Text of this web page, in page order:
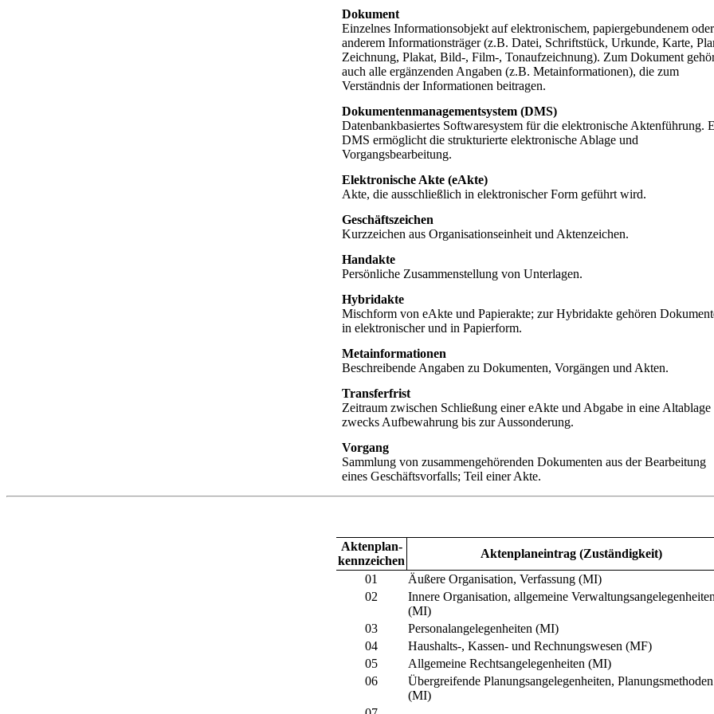
Dokument
Einzelnes Informationsobjekt auf elektronischem, papiergebundenem oder
anderem Informationsträger (z.B. Datei, Schriftstück, Urkunde, Karte,
Zeichnung, Plakat, Bild-, Film-, Tonaufzeichnung). Zum Dokument
auch alle ergänzenden Angaben (z.B. Metainformationen), die zum
Verständnis der Informationen beitragen.
Dokumentenmanagementsystem (DMS)
Datenbankbasiertes Softwaresystem für die elektronische Aktenführung.
DMS ermöglicht die strukturierte elektronische Ablage und
Vorgangsbearbeitung.
Elektronische Akte (eAkte)
Akte, die ausschließlich in elektronischer Form geführt wird.
Geschäftszeichen
Kurzzeichen aus Organisationseinheit und Aktenzeichen.
Handakte
Persönliche Zusammenstellung von Unterlagen.
Hybridakte
Mischform von eAkte und Papierakte; zur Hybridakte gehören
in elektronischer und in Papierform.
Metainformationen
Beschreibende Angaben zu Dokumenten, Vorgängen und Akten.
Transferfrist
Zeitraum zwischen Schließung einer eAkte und Abgabe in eine Altablage
zwecks Aufbewahrung bis zur Aussonderung.
Vorgang
Sammlung von zusammengehörenden Dokumenten aus der Bearbeitung
eines Geschäftsvorfalls; Teil einer Akte.
Aktenplan-
kennzeichen
Aktenplaneintrag (Zuständigkeit)
01
Äußere Organisation, Verfassung (MI)
02
Innere Organisation, allgemeine Verwaltungsangelegenheiten
(MI)
03
Personalangelegenheiten (MI)
04
Haushalts-, Kassen- und Rechnungswesen (MF)
05
Allgemeine Rechtsangelegenheiten (MI)
06
Übergreifende Planungsangelegenheiten, Planungsmethoden
(MI)